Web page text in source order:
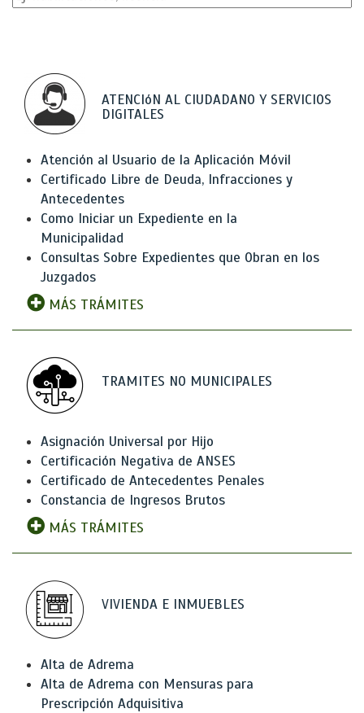
ATENCIóN AL CIUDADANO Y SERVICIOS
DIGITALES
Atención al Usuario de la Aplicación Móvil
Certificado Libre de Deuda, Infracciones y
Antecedentes
Como Iniciar un Expediente en la
Municipalidad
Consultas Sobre Expedientes que Obran en los
Juzgados
MÁS TRÁMITES
TRAMITES NO MUNICIPALES
Asignación Universal por Hijo
Certificación Negativa de ANSES
Certificado de Antecedentes Penales
Constancia de Ingresos Brutos
MÁS TRÁMITES
VIVIENDA E INMUEBLES
Alta de Adrema
Alta de Adrema con Mensuras para
Prescripción Adquisitiva